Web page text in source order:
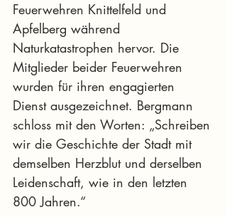
Feuerwehren Knittelfeld und
Apfelberg während
Naturkatastrophen hervor. Die
Mitglieder beider Feuerwehren
wurden für ihren engagierten
Dienst ausgezeichnet. Bergmann
schloss mit den Worten: „Schreiben
wir die Geschichte der Stadt mit
demselben Herzblut und derselben
Leidenschaft, wie in den letzten
800 Jahren.“